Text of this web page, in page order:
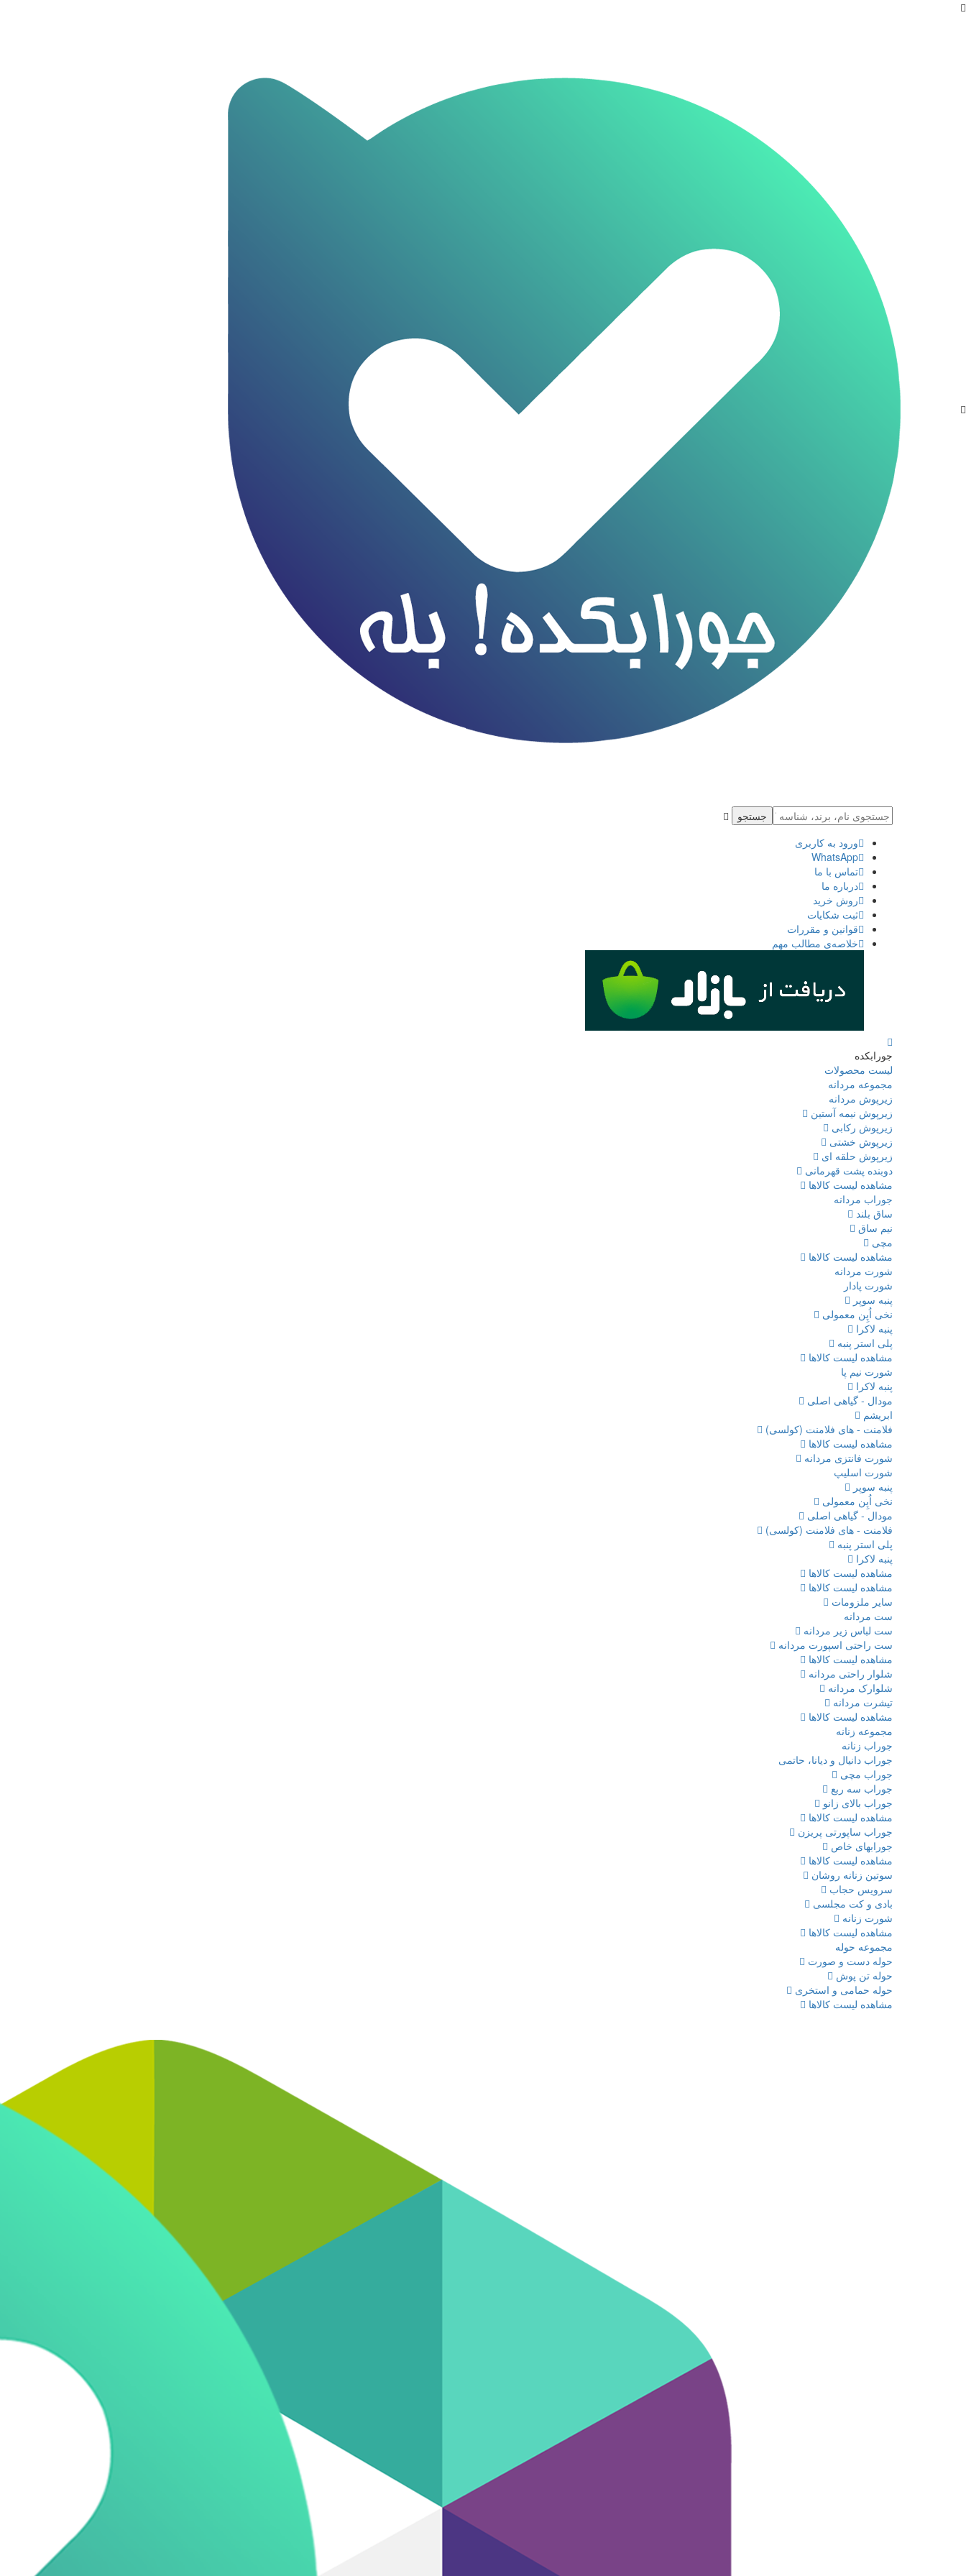
جستجو
ورود به كاربری
WhatsApp
تماس با ما
درباره ما
روش خرید
ثبت شكايات
قوانین و مقررات
خلاصه‌ی مطالب مهم
جورابکده
لیست محصولات
مجموعه مردانه
زیرپوش مردانه
زیرپوش نیمه آستین
زیرپوش رکابی
زیرپوش خشتی
زیرپوش حلقه ای
دوبنده پشت قهرمانی
مشاهده لیست کالاها
جوراب مردانه
ساق بلند
نیم ساق
مچی
مشاهده لیست کالاها
شورت مردانه
شورت پادار
پنبه سوپر
نخی اُپِن معمولی
پنبه لاکرا
پلی استر پنبه
مشاهده لیست کالاها
شورت نیم پا
پنبه لاکرا
مودال - گیاهی اصلی
ابریشم
فلامنت - های فلامنت (کولسی)
مشاهده لیست کالاها
شورت فانتزی مردانه
شورت اسلیپ
پنبه سوپر
نخی اُپِن معمولی
مودال - گیاهی اصلی
فلامنت - های فلامنت (کولسی)
پلی استر پنبه
پنبه لاکرا
مشاهده لیست کالاها
مشاهده لیست کالاها
سایر ملزومات
ست مردانه
ست لباس زیر مردانه
ست راحتی اسپورت مردانه
مشاهده لیست کالاها
شلوار راحتی مردانه
شلوارک مردانه
تیشرت مردانه
مشاهده لیست کالاها
مجموعه زنانه
جوراب زنانه
جوراب دانیال و دیانا، حاتمی
جوراب مچی
جوراب سه ربع
جوراب بالای زانو
مشاهده لیست کالاها
جوراب ساپورتی پریزن
جورابهای خاص
مشاهده لیست کالاها
سوتین زنانه روشان
سرویس حجاب
بادی و کت مجلسی
شورت زنانه
مشاهده لیست کالاها
مجموعه حوله
حوله دست و صورت
حوله تن پوش
حوله حمامی و استخری
مشاهده لیست کالاها